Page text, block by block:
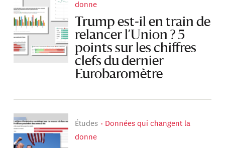
donne
Trump est-il en train de
relancer l’Union ? 5
points sur les chiffres
clefs du dernier
Eurobaromètre
Études
Données qui changent la
donne